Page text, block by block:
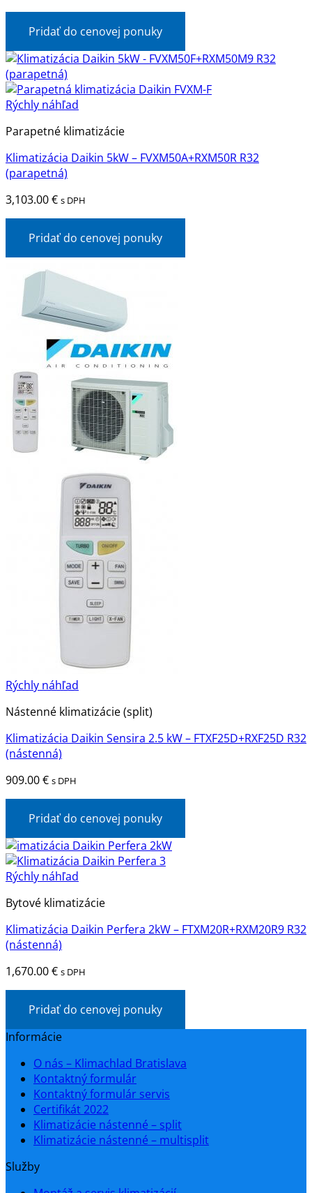
Pridať do cenovej ponuky
Rýchly náhľad
Parapetné klimatizácie
Klimatizácia Daikin 5kW – FVXM50A+RXM50R R32
(parapetná)
3,103.00€ s DPH
Pridať do cenovej ponuky
Rýchly náhľad
Nástenné klimatizácie (split)
Klimatizácia Daikin Sensira 2.5 kW – FTXF25D+RXF25D R32
(nástenná)
909.00€ s DPH
Pridať do cenovej ponuky
Rýchly náhľad
Bytové klimatizácie
Klimatizácia Daikin Perfera 2kW – FTXM20R+RXM20R9 R32
(nástenná)
1,670.00€ s DPH
Pridať do cenovej ponuky
Informácie
O nás – Klimachlad Bratislava
Kontaktný formulár
Kontaktný formulár servis
Certifikát 2022
Klimatizácie nástenné – split
Klimatizácie nástenné – multisplit
Služby